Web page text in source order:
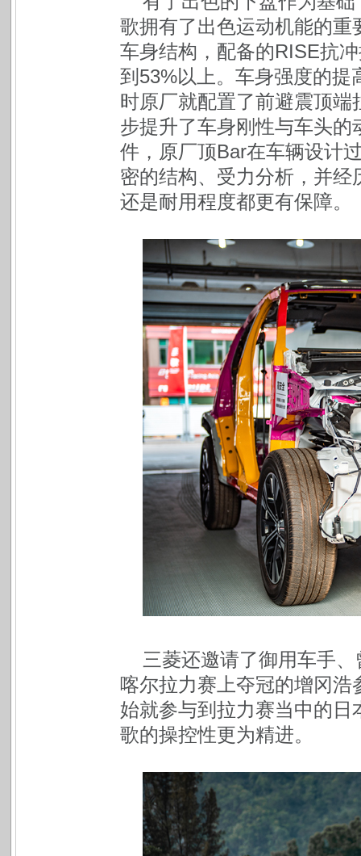
歌拥有了出色运动机能的
车身结构，配备的RISE抗
到53%以上。车身强度的
时原厂就配置了前避震顶
步提升了车身刚性与车头
件，原厂顶Bar在车辆设计
密的结构、受力分析，并
还是耐用程度都更有保障。
三菱还邀请了御用车手
喀尔拉力赛上夺冠的增冈
始就参与到拉力赛当中的
歌的操控性更为精进。